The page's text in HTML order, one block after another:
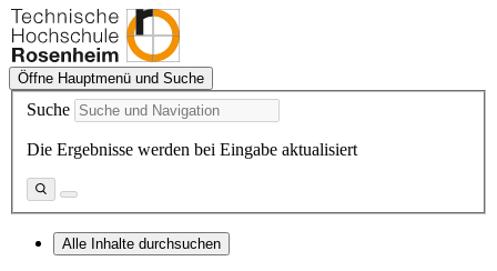
Öffne Hauptmenü und Suche
Suche
Die Ergebnisse werden bei Eingabe aktualisiert
Alle Inhalte durchsuchen